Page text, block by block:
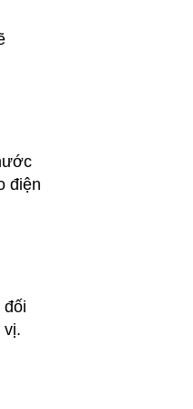
điện
đối
vị.